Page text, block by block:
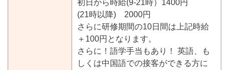
初日から時給(9-21時）1400円
(21時以降) 2000円
さらに研修期間の10日間は上記時給
＋100円となります。
さらに！語学手当もあり！ 英語、も
しくは中国語での接客ができる方に